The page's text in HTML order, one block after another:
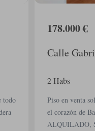
todo
178.000 €
Calle
2 Habs
Piso en venta
el corazón de
ALQUILADO,